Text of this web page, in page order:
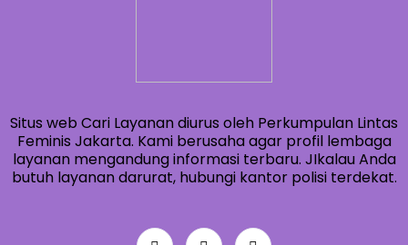
Situs web Cari Layanan diurus oleh Perkumpulan Lintas
Feminis Jakarta. Kami berusaha agar profil lembaga
layanan mengandung informasi terbaru. JIkalau Anda
butuh layanan darurat, hubungi kantor polisi terdekat.